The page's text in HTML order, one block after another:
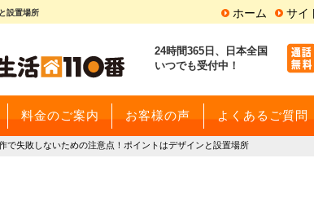
設置場所 ホーム サイ
24時間365日、
日本全国
いつでも受付中！
料金のご案内 お客様の声 よくあるご質問
で失敗しないための注意点！ポイントはデザインと設置場所